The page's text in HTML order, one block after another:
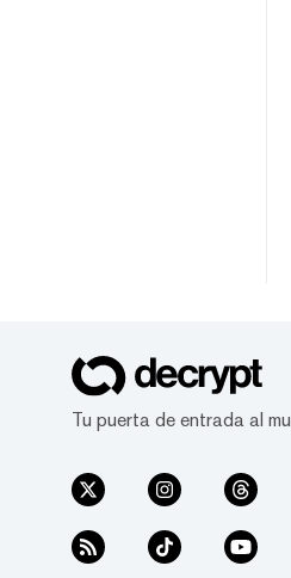
Tu puerta de entrada al